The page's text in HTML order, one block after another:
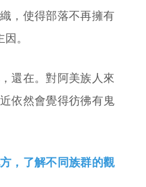
，使得部落不再擁有
。
還在。對阿美族人來
依然會覺得彷彿有鬼
，了解不同族群的觀